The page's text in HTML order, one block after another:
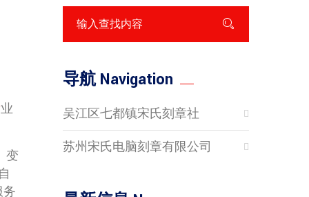
业
变
务
导航 Navigation
吴江区七都镇宋氏刻章社
苏州宋氏电脑刻章有限公司